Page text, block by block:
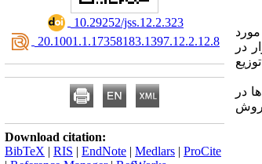
در
در
روش
‎ 10.29252/jss.12.2.323
‎ 20.1001.1.17358183.1397.12.2.12.8
Download citation:
BibTeX | RIS | EndNote | Medlars | ProCite